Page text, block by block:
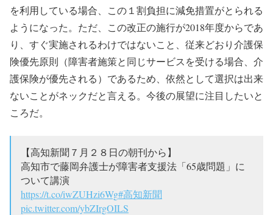
を利用している場合、この１割負担に減免措置がとられる
ようになった。ただ、この改正の施行が2018年度からであ
り、すぐ実施されるわけではないこと、従来どおり介護保
険優先原則（障害者施策と同じサービスを受ける場合、介
護保険が優先される）であるため、依然として選択は出来
ないことがネックだと言える。今後の展望に注目したいと
ころだ。
【高知新聞７月２８日の朝刊から】
高知市で藤岡弁護士が障害者支援法「65歳問題」に
ついて講演
https://t.co/iwZUHzi6Wg#高知新聞
pic.twitter.com/ybZIrgOILS